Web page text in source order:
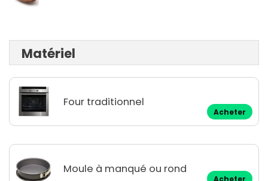
Matériel
Four traditionnel
Acheter
Moule à manqué ou rond